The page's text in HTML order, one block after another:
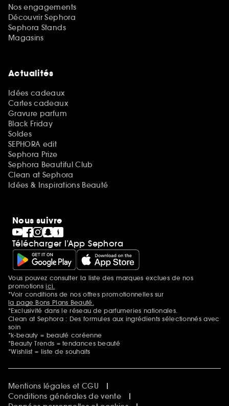
Nos engagements
Découvrir Sephora
Sephora Stands
Magasins
Actualités
Idées cadeaux
Cartes cadeaux
Gravure parfum
Black Friday
Soldes
SEPHORA edit
Sephora Prize
Sephora Beautiful Club
Clean at Sephora
Idées & Inspirations Beauté
Nous suivre
Télécharger l’App Sephora
Mentions additionnelles
Vous pouvez consulter la liste des marques exclues de nos
promotionsici.
*Voir conditions de nos offres promotionnelles sur
la page Bons Plans Beauté.
*Exclusivité dans le réseau de parfumeries nationales.
Clean at Sephora : Des formules aux ingrédients sélectionnés avec
soin
*k-beauty = beauté coréenne
*Beauty Trends = tendances beauté
*Wishlist = liste de souhaits
Mentions légales et CGU
Conditions générales de vente